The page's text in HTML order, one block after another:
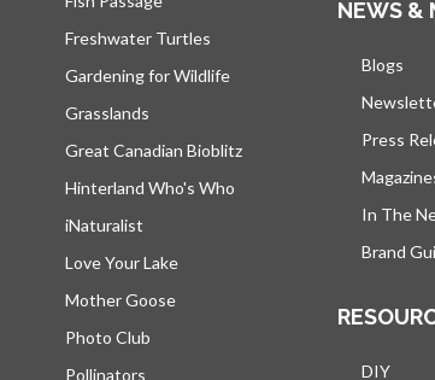
Freshwater Turtles
Gardening for Wildlife
Grasslands
Great Canadian Bioblitz
Hinterland Who's Who
iNaturalist
Love Your Lake
Mother Goose
Photo Club
Pollinators
NEWS &
Blogs
Press
In The
Brand
DIY